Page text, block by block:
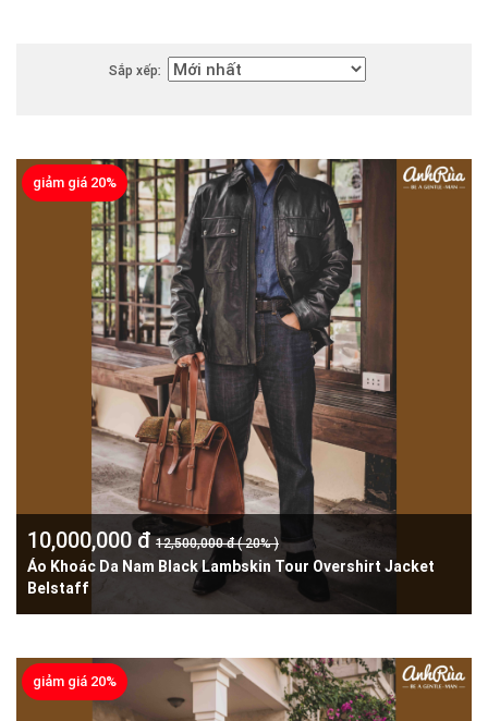
Sắp xếp:
giảm giá 20%
10,000,000 đ12,500,000 đ ( 20% )
Áo Khoác Da Nam Black Lambskin Tour Overshirt Jacket
Belstaff
giảm giá 20%